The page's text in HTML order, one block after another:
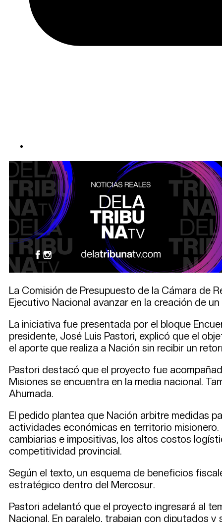
La Comisión de Presupuesto de la Cámara de
Ejecutivo Nacional avanzar en la creación de
La iniciativa fue presentada por el bloque
presidente, José Luis Pastori, explicó que el
el aporte que realiza a Nación sin recibir un
Pastori destacó que el proyecto fue
Misiones se encuentra en la media nacional.
Ahumada.
El pedido plantea que Nación arbitre medidas
actividades económicas en territorio
cambiarias e impositivas, los altos costos
competitividad provincial.
Según el texto, un esquema de beneficios
estratégico dentro del Mercosur.
Pastori adelantó que el proyecto ingresará al
Nacional. En paralelo, trabajan con diputados